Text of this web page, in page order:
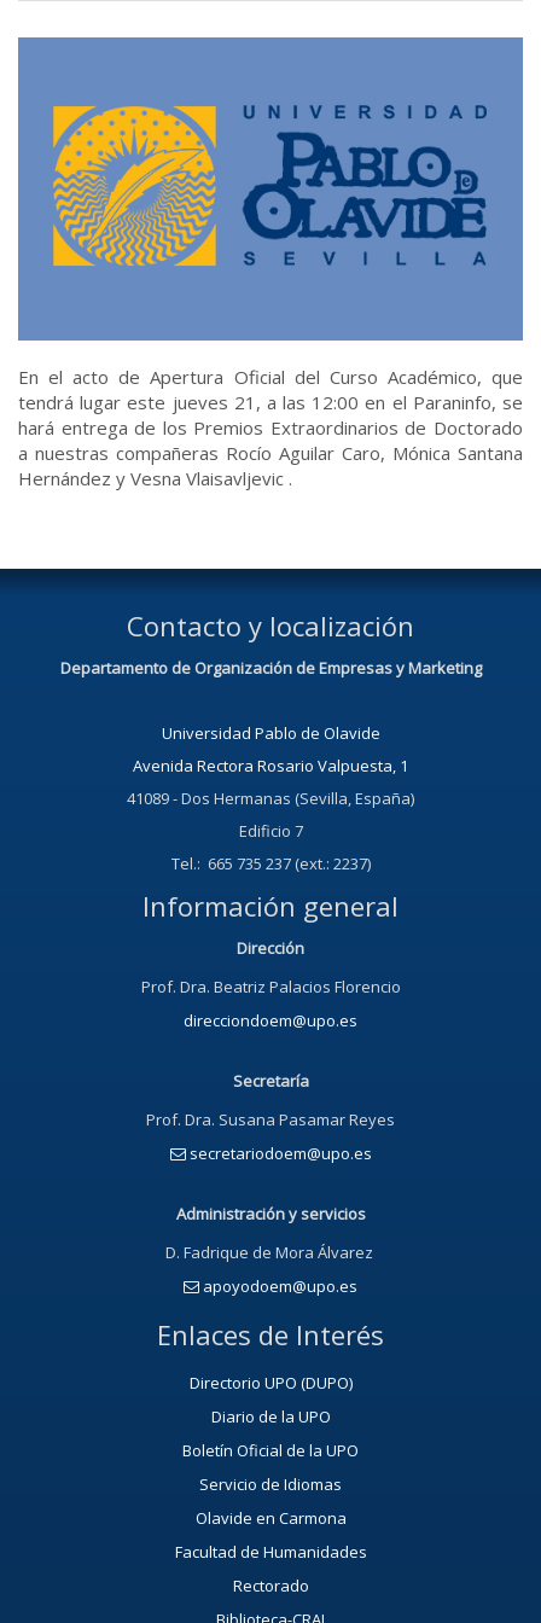
En el acto de Apertura Oficial del Curso Académico, que
tendrá lugar este jueves 21, a las 12:00 en el Paraninfo, se
hará entrega de los Premios Extraordinarios de Doctorado
a nuestras compañeras Rocío Aguilar Caro, Mónica Santana
Hernández y Vesna Vlaisavljevic .
Contacto y localización
Departamento de Organización de Empresas y Marketing
Universidad Pablo de Olavide
Avenida Rectora Rosario Valpuesta, 1
41089 - Dos Hermanas (Sevilla, España)
Edificio 7
Tel.: 665 735 237 (ext.: 2237)
Información general
Dirección
Prof. Dra. Beatriz Palacios Florencio
direcciondoem@upo.es
Secretaría
Prof. Dra. Susana Pasamar Reyes
secretariodoem@upo.es
Administración y servicios
D. Fadrique de Mora Álvarez
apoyodoem@upo.es
Enlaces de Interés
Directorio UPO (DUPO)
Diario de la UPO
Boletín Oficial de la UPO
Servicio de Idiomas
Olavide en Carmona
Facultad de Humanidades
Rectorado